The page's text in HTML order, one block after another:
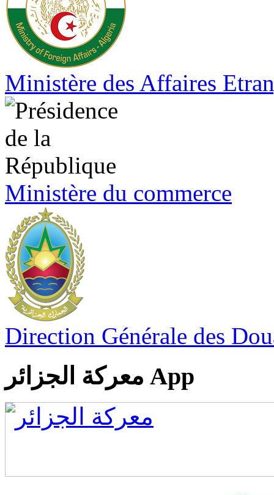
Ministère des Affaires
Ministère du commerce
Direction Générale des
معركة الجزائر App